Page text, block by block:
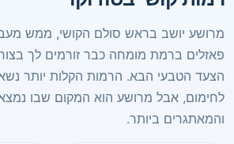
מרושע יושב בראש סולם הקושי, ממש
פאזלים ברמת מומחה כבר זורמים לך
הצעד הטבעי הבא. הרמות הקלות יותר
לחימום, אבל מרושע הוא המקום שבו
והמאתגרים ביותר.